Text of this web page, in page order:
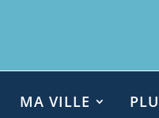
MA VILLE